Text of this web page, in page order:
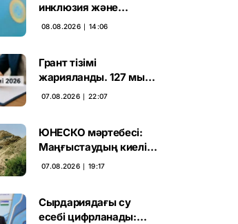
инклюзия және
өндірісті қолдау:
08.08.2026 ∣ 14:06
Грант тізімі
жарияланды. 127 мың
талапкердің
07.08.2026 ∣ 22:07
ЮНЕСКО мәртебесі:
Маңғыстаудың киелі
мұрасын қорғаудың
07.08.2026 ∣ 19:17
Сырдариядағы су
есебі цифрланады: